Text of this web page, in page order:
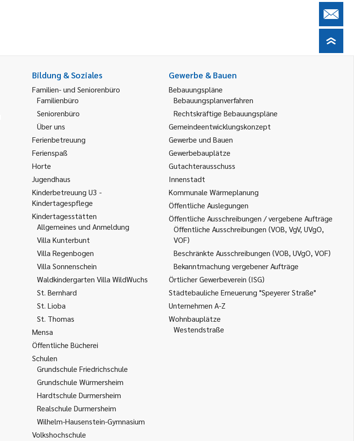
Bildung & Soziales
Familien- und Seniorenbüro
Familienbüro
Seniorenbüro
Über uns
Ferienbetreuung
Ferienspaß
Horte
Jugendhaus
Kinderbetreuung U3 -
Kindertagespflege
Kindertagesstätten
Allgemeines und Anmeldung
Villa Kunterbunt
Villa Regenbogen
Villa Sonnenschein
Waldkindergarten Villa WildWuchs
St. Bernhard
St. Lioba
St. Thomas
Mensa
Öffentliche Bücherei
Schulen
Grundschule Friedrichschule
Grundschule Würmersheim
Hardtschule Durmersheim
Realschule Durmersheim
Wilhelm-Hausenstein-Gymnasium
Volkshochschule
Gewerbe & Bauen
Bebauungspläne
Bebauungsplanverfahren
Rechtskräftige Bebauungspläne
Gemeindeentwicklungskonzept
Gewerbe und Bauen
Gewerbebauplätze
Gutachterausschuss
Innenstadt
Kommunale Wärmeplanung
Öffentliche Auslegungen
Öffentliche Ausschreibungen / vergebene Aufträge
Öffentliche Ausschreibungen (VOB, VgV, UVgO,
VOF)
Beschränkte Ausschreibungen (VOB, UVgO, VOF)
Bekanntmachung vergebener Aufträge
Örtlicher Gewerbeverein (ISG)
Städtebauliche Erneuerung "Speyerer Straße"
Unternehmen A-Z
Wohnbauplätze
Westendstraße